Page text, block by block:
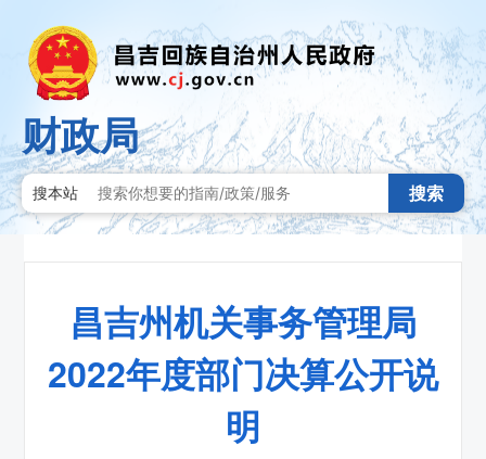
财政局
搜本站 搜索
昌吉州机关事务管理局
2022年度部门决算公开说
明